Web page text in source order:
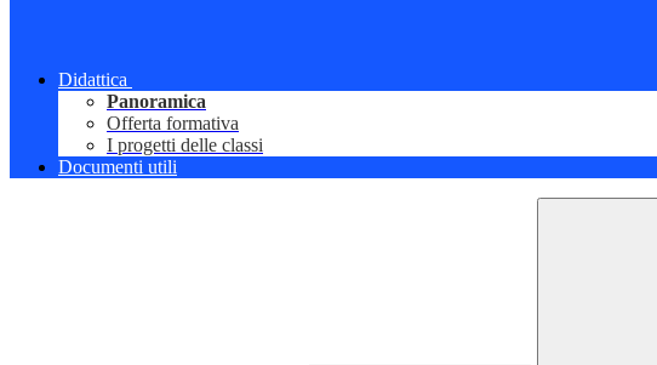
Didattica
Panoramica
Offerta formativa
I progetti delle classi
Documenti utili